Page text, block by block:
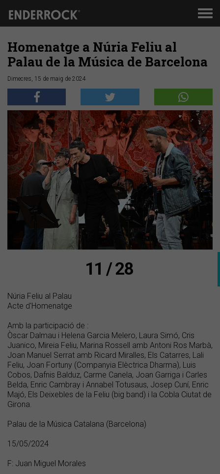
Homenatge a Núria Feliu al
Palau de la Música de Barcelona
Dimecres, 15 de maig de 2024
Anterior
11 / 28
Núria Feliu al Palau
Acte d'Homenatge
Amb la participació de :
Òscar Dalmau i Helena Garcia Melero, Laura Simó, Cris
Juanico, Mireia Feliu, Marina Rossell amb Antoni Ros Marbà,
Joan Manuel Serrat amb Ricard Miralles, Els Catarres, Lali
Feliu, Joan Fortuny (Companyia Elèctrica Dharma), Luis
Cobos, Dafnis Balduz, Carme Canela, Joan Garriga i Carles
Belda, Enric Cambray i Annabel Totusaus, Josep Cuní, Enric
Majó, Els Deixebles de la Feliu (big band) i la Cobla Ciutat de
Girona.
Palau de la Música Catalana (Barcelona)
15/05/2024
F: Juan Miguel Morales